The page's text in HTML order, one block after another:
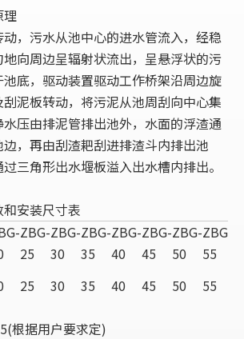
理
，污水从池中心的进水管流入，经稳
向周边呈辐射状流出，呈悬浮状的污
底，驱动装置驱动工作桥架沿周边旋
泥板转动，将污泥从池周刮向中心集
压由排泥管排出池外，水面的浮渣通
，再由刮渣耙刮进排渣斗内排出池
三角形出水堰板溢入出水槽内排出。
安装尺寸表
ZBG-
25
ZBG-
30
ZBG-
35
ZBG-
40
ZBG-
45
ZBG-
50
ZBG-
55
25 30 35 40 45 50
55
根据用户要求定)